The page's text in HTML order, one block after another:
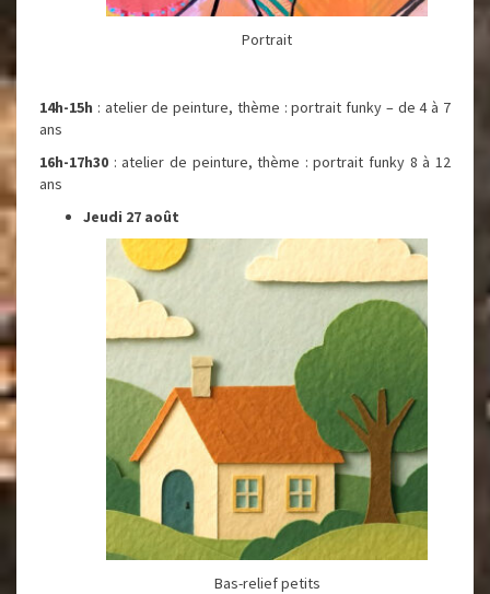
Portrait
14h-15h : atelier de peinture, thème : portrait funky – de 4 à 7
ans
16h-17h30 : atelier de peinture, thème : portrait funky 8 à 12
ans
Jeudi 27 août
Bas-relief petits